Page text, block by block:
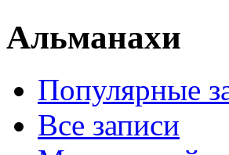
Альманахи
Популярные
Все записи